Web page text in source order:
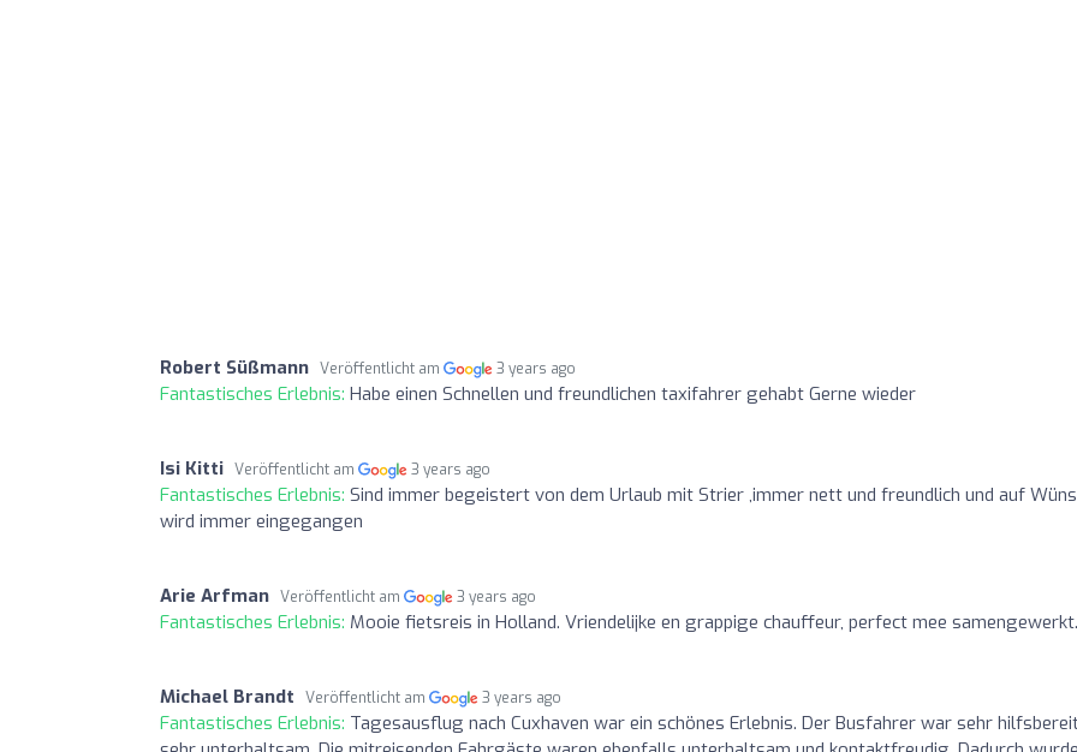
Robert Süßmann Veröffentlicht am 3 years ago
Fantastisches Erlebnis: Habe einen Schnellen und freundlichen taxifahrer gehabt Gerne wieder
Isi Kitti Veröffentlicht am 3 years ago
Fantastisches Erlebnis: Sind immer begeistert von dem Urlaub mit Strier ,immer nett und freundlich und auf
wird immer eingegangen
Arie Arfman Veröffentlicht am 3 years ago
Fantastisches Erlebnis: Mooie fietsreis in Holland. Vriendelijke en grappige chauffeur, perfect mee samengewerkt.
Michael Brandt Veröffentlicht am 3 years ago
Fantastisches Erlebnis: Tagesausflug nach Cuxhaven war ein schönes Erlebnis. Der Busfahrer war sehr